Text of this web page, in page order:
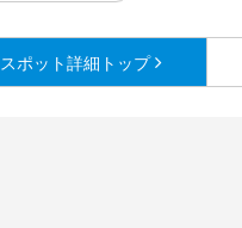
スポット詳細 トップ